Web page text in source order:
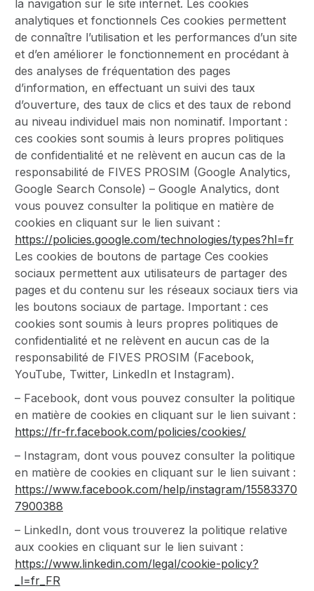
la navigation sur le site internet. Les cookies
analytiques et fonctionnels Ces cookies permettent
de connaître l’utilisation et les performances d’un site
et d’en améliorer le fonctionnement en procédant à
des analyses de fréquentation des pages
d’information, en effectuant un suivi des taux
d’ouverture, des taux de clics et des taux de rebond
au niveau individuel mais non nominatif. Important :
ces cookies sont soumis à leurs propres politiques
de confidentialité et ne relèvent en aucun cas de la
responsabilité de FIVES PROSIM (Google Analytics,
Google Search Console) – Google Analytics, dont
vous pouvez consulter la politique en matière de
cookies en cliquant sur le lien suivant :
https://policies.google.com/technologies/types?hl=fr
Les cookies de boutons de partage Ces cookies
sociaux permettent aux utilisateurs de partager des
pages et du contenu sur les réseaux sociaux tiers via
les boutons sociaux de partage. Important : ces
cookies sont soumis à leurs propres politiques de
confidentialité et ne relèvent en aucun cas de la
responsabilité de FIVES PROSIM (Facebook,
YouTube, Twitter, LinkedIn et Instagram).
– Facebook, dont vous pouvez consulter la politique
en matière de cookies en cliquant sur le lien suivant :
https://fr-fr.facebook.com/policies/cookies/
– Instagram, dont vous pouvez consulter la politique
en matière de cookies en cliquant sur le lien suivant :
https://www.facebook.com/help/instagram/15583370
7900388
– LinkedIn, dont vous trouverez la politique relative
aux cookies en cliquant sur le lien suivant :
https://www.linkedin.com/legal/cookie-policy?
_l=fr_FR